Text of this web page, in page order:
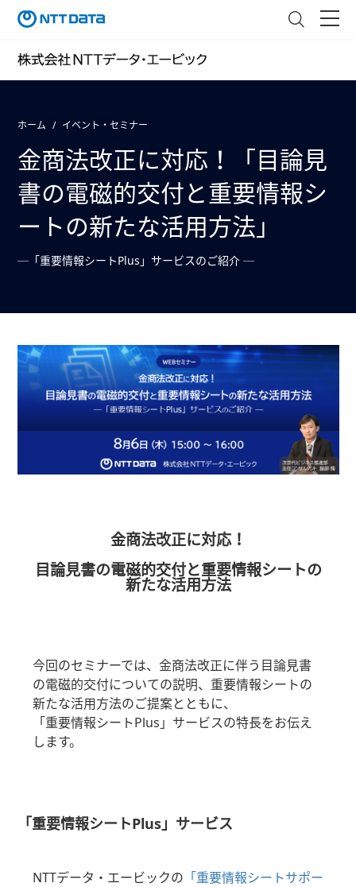
ホーム イベント・セミナー
金商法改正に対応！「目論見
書の電磁的交付と重要情報シ
ートの新たな活用方法」
─「重要情報シートPlus」サービスのご紹介 ─
金商法改正に対応！
目論見書の電磁的交付と重要情報シートの
新たな活用方法
今回のセミナーでは、金商法改正に伴う目論見書
の電磁的交付についての説明、重要情報シートの
新たな活用方法のご提案とともに、
「重要情報シートPlus」サービスの特長をお伝え
します。
「重要情報シートPlus」サービス
NTTデータ・エービックの 「重要情報シートサポー